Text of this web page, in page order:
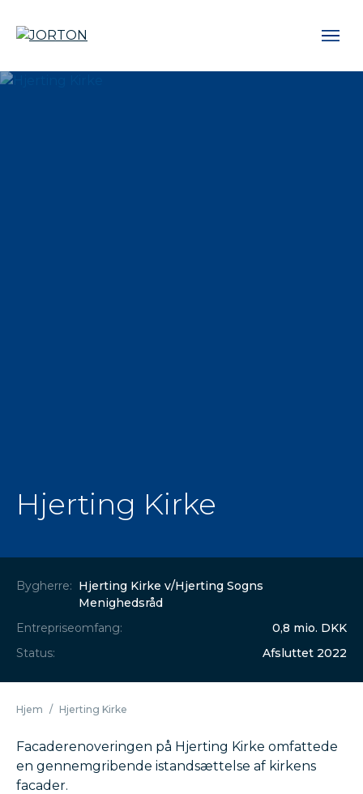
Hjerting Kirke
Bygherre: Hjerting Kirke v/Hjerting Sogns
Menighedsråd
Entrepriseomfang:
0,8 mio. DKK
Status:
Afsluttet 2022
Hjem / Hjerting Kirke
Facaderenoveringen på Hjerting Kirke omfattede
en gennemgribende istandsættelse af kirkens
facader.